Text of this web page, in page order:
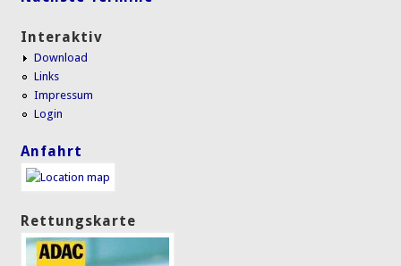
Interaktiv
Download
Links
Impressum
Login
Anfahrt
Rettungskarte